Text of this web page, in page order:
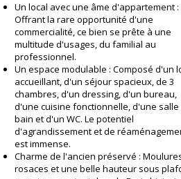
Un local avec une âme d'appartement :
Offrant la rare opportunité d'une
commercialité, ce bien se prête à une
multitude d'usages, du familial au
professionnel.
Un espace modulable : Composé d'un
accueillant, d'un séjour spacieux, de 3
chambres, d'un dressing, d'un bureau,
d'une cuisine fonctionnelle, d'une salle
bain et d'un WC. Le potentiel
d'agrandissement et de
est immense.
Charme de l'ancien préservé :
rosaces et une belle hauteur sous